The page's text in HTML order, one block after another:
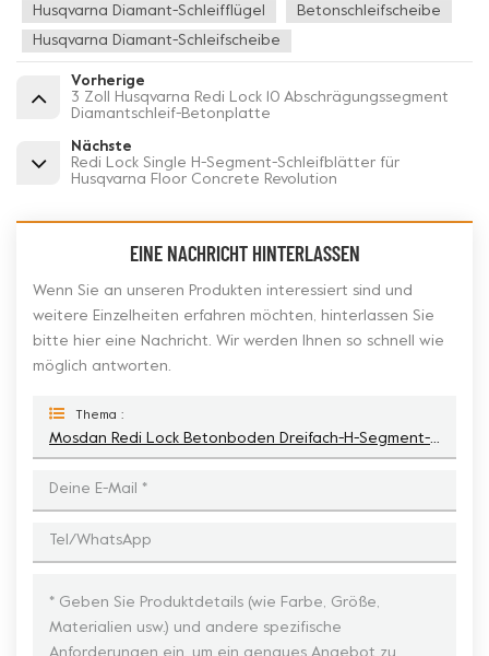
Husqvarna Diamant-Schleifflügel
Betonschleifscheibe
Husqvarna Diamant-Schleifscheibe
Vorherige
3 Zoll Husqvarna Redi Lock 10 Abschrägungssegment
Diamantschleif-Betonplatte
Nächste
Redi Lock Single H-Segment-Schleifblätter für
Husqvarna Floor Concrete Revolution
EINE NACHRICHT HINTERLASSEN
Wenn Sie an unseren Produkten interessiert sind und
weitere Einzelheiten erfahren möchten, hinterlassen Sie
bitte hier eine Nachricht. Wir werden Ihnen so schnell wie
möglich antworten.
Thema :
Mosdan Redi Lock Betonboden Dreifach-H-Segment-Metall-Diamant-Schleifscheibe